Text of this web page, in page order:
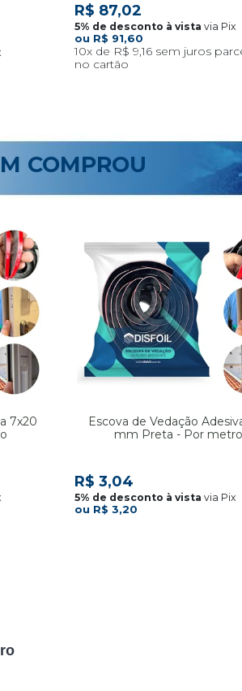
R$ 91,60
10x R$ 9,16
R$ 87,02
via Pix
COMPROU
7x20
Escova de Vedação
mm Preta - Por metro
R$ 3,20
R$ 3,04
via Pix